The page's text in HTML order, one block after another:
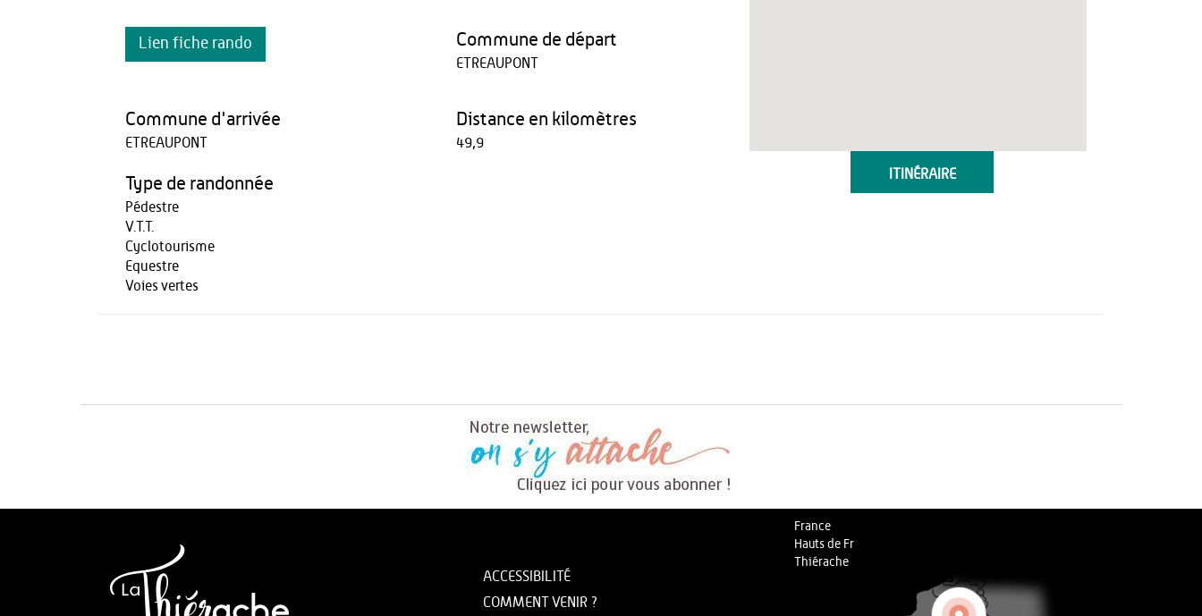
ITINÉRAIRE
Lien fiche rando Commune de départ
ETREAUPONT
Commune d'arrivée
ETREAUPONT
Distance en kilomètres
49,9
Type de randonnée
Pédestre
V.T.T.
Cyclotourisme
Equestre
Voies vertes
ACCESSIBILITÉ
COMMENT VENIR ?
France
Hauts de Fr
Thiérache